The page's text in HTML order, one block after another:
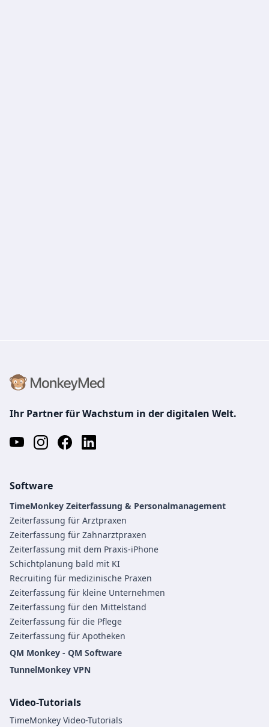
Ihr Partner für Wachstum in der digitalen Welt.
Software
TimeMonkey Zeiterfassung & Personalmanagement
Zeiterfassung für Arztpraxen
Zeiterfassung für Zahnarztpraxen
Zeiterfassung mit dem Praxis-iPhone
Schichtplanung bald mit KI
Recruiting für medizinische Praxen
Zeiterfassung für kleine Unternehmen
Zeiterfassung für den Mittelstand
Zeiterfassung für die Pflege
Zeiterfassung für Apotheken
QM Monkey - QM Software
TunnelMonkey VPN
Video-Tutorials
TimeMonkey Video-Tutorials